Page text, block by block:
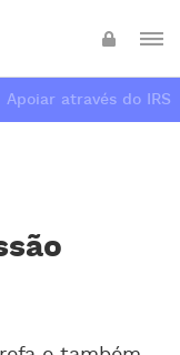
Apoiar através do IRS